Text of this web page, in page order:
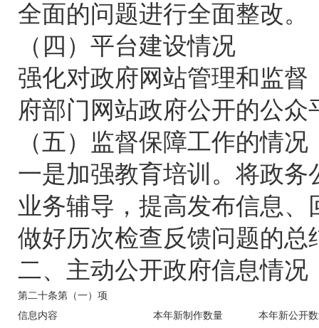
全面的问题进行全面整改。
（四）平台建设情况
强化对政府网站管理和监
府部门网站政府公开的公众
（五）监督保障工作的情况
一是加强教育培训。将政
业务辅导，提高发布信息
做好历次检查反馈问题的总
二、主动公开政府信息情况
第二十条第（一）项
信息内容
本年新制作数量
本年新公开